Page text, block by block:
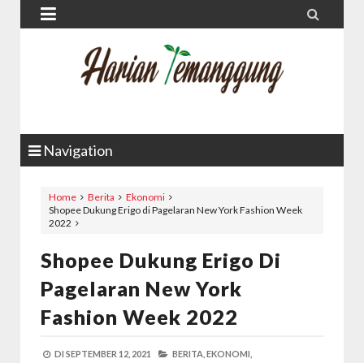
 
Navigation
Home Berita
Ekonomi
Shopee Dukung Erigo di Pagelaran New York Fashion Week
2022
Shopee Dukung Erigo Di
Pagelaran New York
Fashion Week 2022
DI SEPTEMBER 12, 2021 BERITA, EKONOMI,